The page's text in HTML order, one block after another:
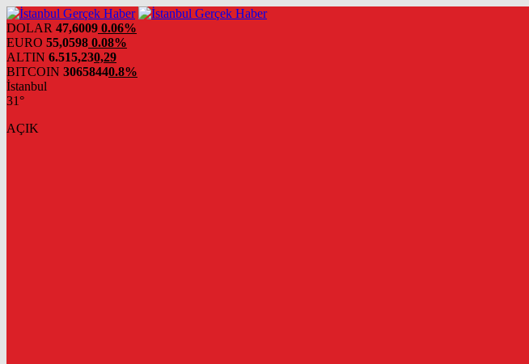
DOLAR 47,6009 0.06%
EURO 55,0598 0.08%
ALTIN 6.515,230,29
BITCOIN 30658440.8%
İstanbul
31°
AÇIK